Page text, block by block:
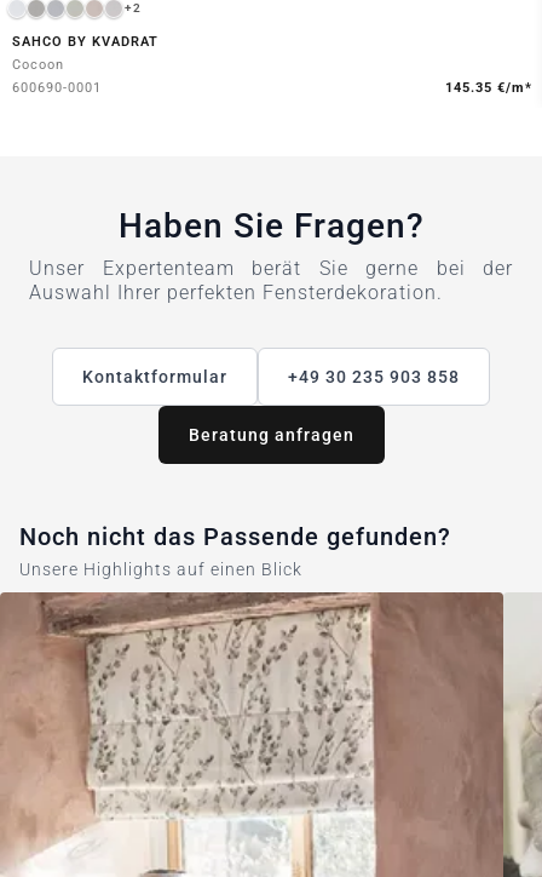
+2
SAHCO BY KVADRAT
Cocoon
600690-0001
145.35 €/m*
Haben Sie Fragen?
Unser Expertenteam berät Sie gerne bei der
Auswahl Ihrer perfekten Fensterdekoration.
Kontaktformular +49 30 235 903 858
Beratung anfragen
Noch nicht das Passende gefunden?
Unsere Highlights auf einen Blick